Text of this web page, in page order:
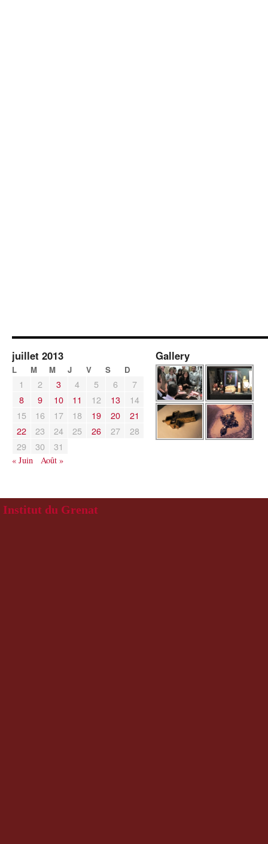
juillet 2013
L M M J V S D
1 2 3 4 5 6
7
8
9 10 11 12 13
14
15
16 17 18 19 20
21
22
23 24 25 26 27
28
29
30 31
« Juin Août »
Gallery
Institut du Grenat